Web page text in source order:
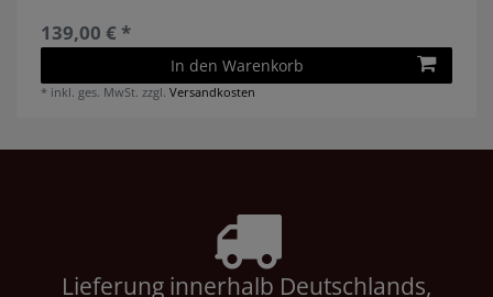
139,00 € *
In den Warenkorb
* inkl. ges. MwSt. zzgl.Versandkosten
Lieferung innerhalb Deutschlands,